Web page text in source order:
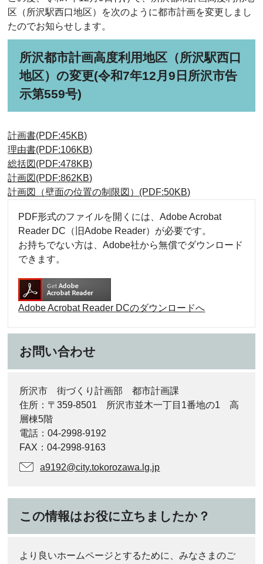
区（所沢駅西口地区）を次のように都市計画を変更しまし
たのでお知らせします。
所沢都市計画高度利用地区（所沢駅西口
地区）の変更(令和7年12月9日所沢市告
示第559号)
計画書(PDF:45KB)
理由書(PDF:106KB)
総括図(PDF:478KB)
計画図(PDF:862KB)
計画図（壁面の位置の制限図）(PDF:50KB)
PDF形式のファイルを開くには、Adobe Acrobat
Reader DC（旧Adobe Reader）が必要です。
お持ちでない方は、Adobe社から無償でダウンロード
できます。
Adobe Acrobat Reader DCのダウンロードへ
お問い合わせ
所沢市 街づくり計画部 都市計画課
住所：〒359-8501 所沢市並木一丁目1番地の1 高
層棟5階
電話：04-2998-9192
FAX：04-2998-9163
a9192@city.tokorozawa.lg.jp
この情報はお役に立ちましたか？
より良いホームページとするために、みなさまのご